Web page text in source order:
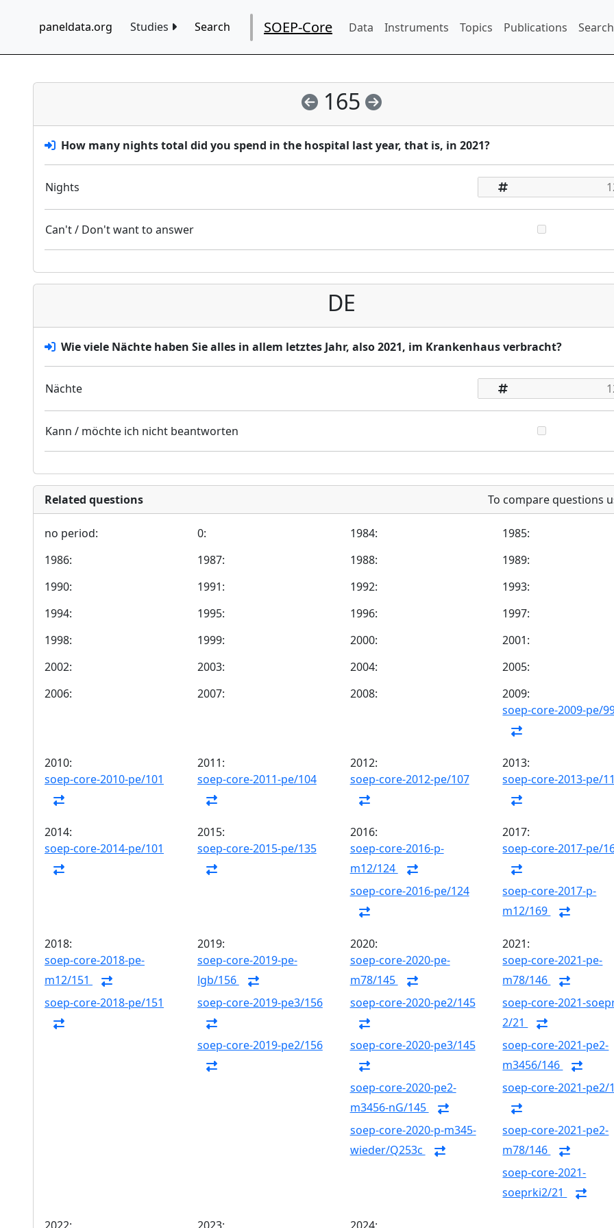
paneldata.org Studies Search SOEP-Core Data Instruments Topics Publications
165
How many nights total did you spend in the hospital last year, that is, in 2021?
Nights
Can't / Don't want to answer
DE
Wie viele Nächte haben Sie alles in allem letztes Jahr, also 2021, im Krankenhaus verbracht?
Nächte
Kann / möchte ich nicht beantworten
Related questions To compare questions
no period: 0: 1984:
1985:
1986:
1987: 1988:
1989:
1990:
1991: 1992:
1993:
1994:
1995: 1996:
1997:
1998:
1999: 2000:
2001:
2002:
2003: 2004:
2005:
2006:
2007: 2008:
2009:
soep-core-2009-pe/
2010:
soep-core-2010-pe/101
2011:
soep-core-2011-pe/104
2012:
soep-core-2012-pe/107
2013:
soep-core-2013-pe/
2014:
soep-core-2014-pe/101
2015:
soep-core-2015-pe/135
2016:
soep-core-2016-p-
m12/124
soep-core-2016-pe/124
2017:
soep-core-2017-pe/
soep-core-2017-p-
m12/169
2018:
soep-core-2018-pe-
m12/151
soep-core-2018-pe/151
2019:
soep-core-2019-pe-
lgb/156
soep-core-2019-pe3/156
soep-core-2019-pe2/156
2020:
soep-core-2020-pe-
m78/145
soep-core-2020-pe2/145
soep-core-2020-pe3/145
soep-core-2020-pe2-
m3456-nG/145
soep-core-2020-p-m345-
wieder/Q253c
2021:
soep-core-2021-pe-
m78/146
soep-core-2021-
2/21
soep-core-2021-pe2-
m3456/146
soep-core-2021-pe2/
soep-core-2021-pe2-
m78/146
soep-core-2021-
soeprki2/21